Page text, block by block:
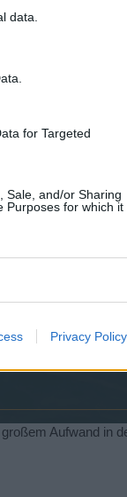
data.
for Targeted
Sale, and/or Sharing
Purposes for which it
Privacy Policy
Ich glaub nicht
1 gefällt mir eh
Aufwand in